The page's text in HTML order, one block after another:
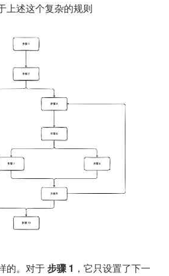
上述这个复杂的规则
的。对于 步骤 1 ，它只设置了下一